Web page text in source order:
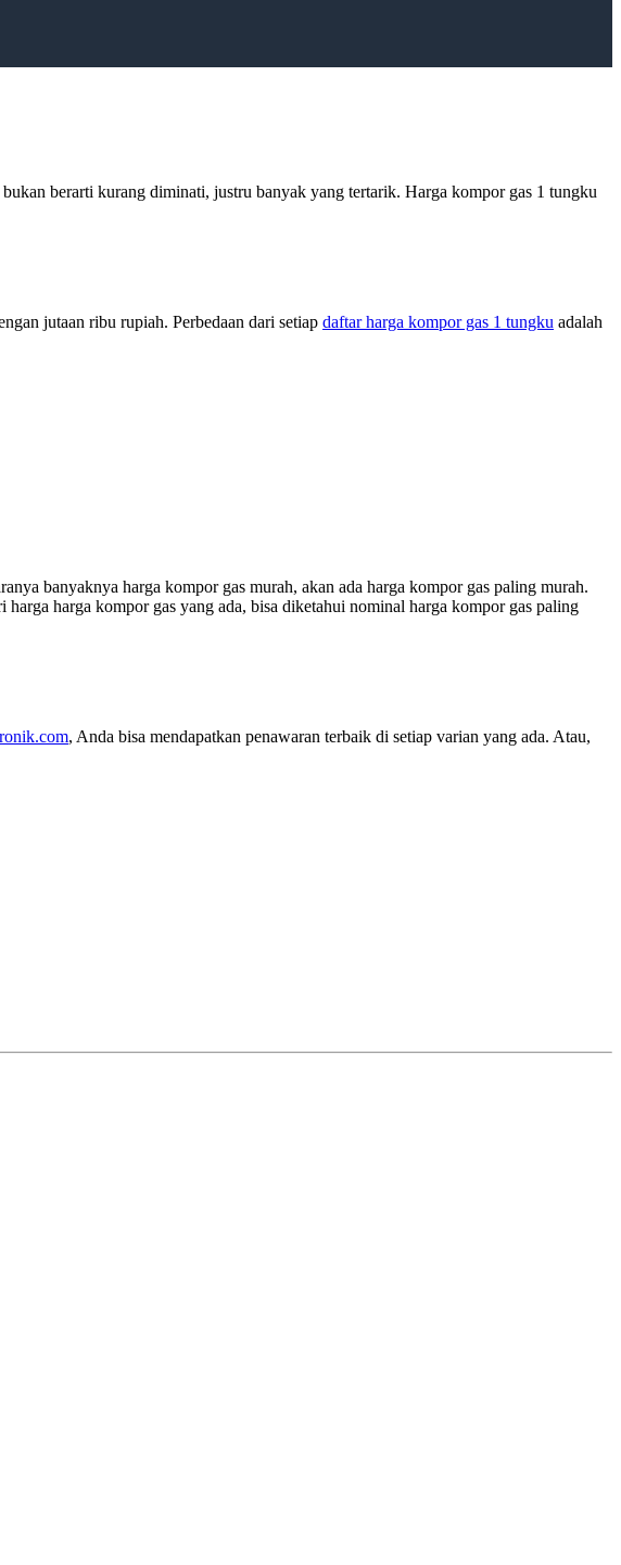
berarti kurang diminati, justru banyak yang tertarik. Harga kompor gas 1 tungku
jutaan ribu rupiah. Perbedaan dari setiap daftar harga kompor gas 1 tungku adalah
banyaknya harga kompor gas murah, akan ada harga kompor gas paling murah.
harga kompor gas yang ada, bisa diketahui nominal harga kompor gas paling
, Anda bisa mendapatkan penawaran terbaik di setiap varian yang ada. Atau,